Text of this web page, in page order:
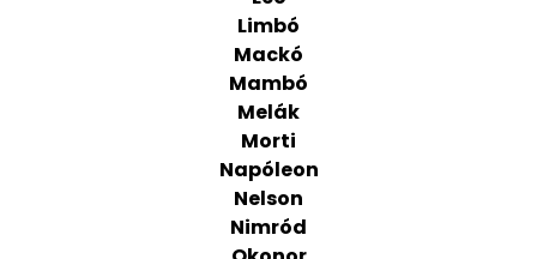
Limbó
Mackó
Mambó
Melák
Morti
Napóleon
Nelson
Nimród